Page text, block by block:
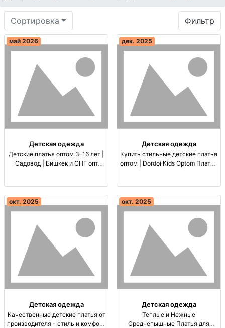
Сортировка Фильтр
май 2026
Детская одежда
Детские платья оптом 3–16 лет |
Садовод | Бишкек и СНГ опт
ассортимент
дек. 2025
Детская одежда
Купить стильные детские платья
оптом | Dordoi Kids Optom Платья
окт. 2025
Детская одежда
Качественные детские платья от
производителя - стиль и комфорт
окт. 2025
Детская одежда
Теплые и Нежные
Среднепышные Платья для